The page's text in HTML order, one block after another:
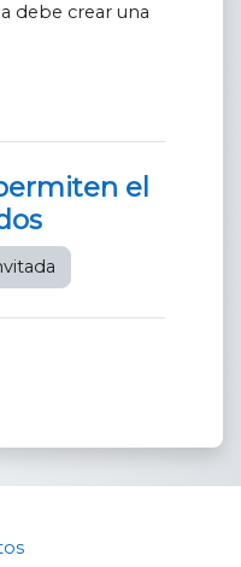
debe crear una
el